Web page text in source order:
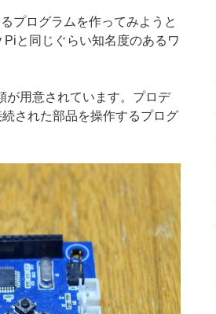
プログラムを作ってみようと
と同じぐらい知名度のあるワ
が用意されています。プロデ
された部品を操作するプログ